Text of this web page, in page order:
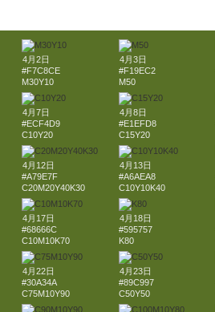
4月2日
#F7C8CE
M30Y10
4月3日
#F19EC2
M50
4月7日
#ECF4D9
C10Y20
4月8日
#E1EFD8
C15Y20
4月12日
#A79E7F
C20M20Y40K30
4月13日
#A6AEA8
C10Y10K40
4月17日
#68666C
C10M10K70
4月18日
#595757
K80
4月22日
#30A34A
C75M10Y90
4月23日
#89C997
C50Y50